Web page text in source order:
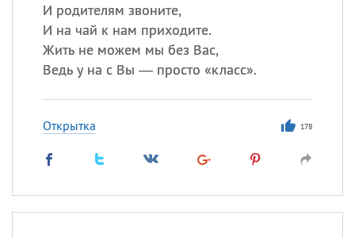
И родителям звоните,
И на чай к нам приходите.
Жить не можем мы без Вас,
Ведь у на с Вы — просто «класс».
Открытка 178
Посмотреть значение